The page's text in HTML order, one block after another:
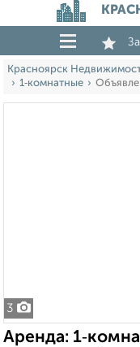
Красноярск
1‑комнатные
3
Аренда: